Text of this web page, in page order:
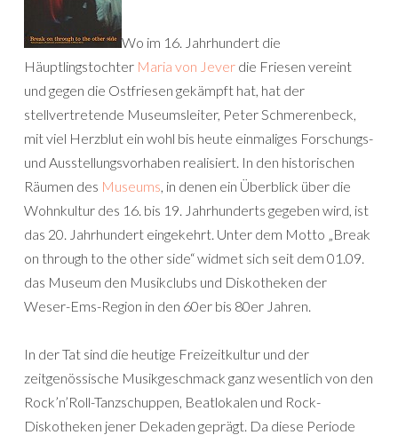
Wo im 16. Jahrhundert die
Häuptlingstochter Maria von Jever die Friesen vereint
und gegen die Ostfriesen gekämpft hat, hat der
stellvertretende Museumsleiter, Peter Schmerenbeck,
mit viel Herzblut ein wohl bis heute einmaliges Forschungs-
und Ausstellungsvorhaben realisiert. In den historischen
Räumen des Museums, in denen ein Überblick über die
Wohnkultur des 16. bis 19. Jahrhunderts gegeben wird, ist
das 20. Jahrhundert eingekehrt. Unter dem Motto „Break
on through to the other side“ widmet sich seit dem 01.09.
das Museum den Musikclubs und Diskotheken der
Weser-Ems-Region in den 60er bis 80er Jahren.
In der Tat sind die heutige Freizeitkultur und der
zeitgenössische Musikgeschmack ganz wesentlich von den
Rock’n’Roll-Tanzschuppen, Beatlokalen und Rock-
Diskotheken jener Dekaden geprägt. Da diese Periode